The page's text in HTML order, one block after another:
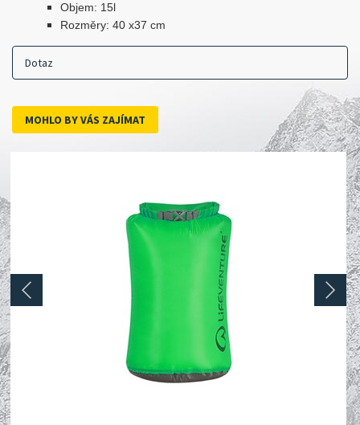
Objem: 15l
Rozměry: 40 x37 cm
Dotaz
MOHLO BY VÁS ZAJÍMAT
prev next